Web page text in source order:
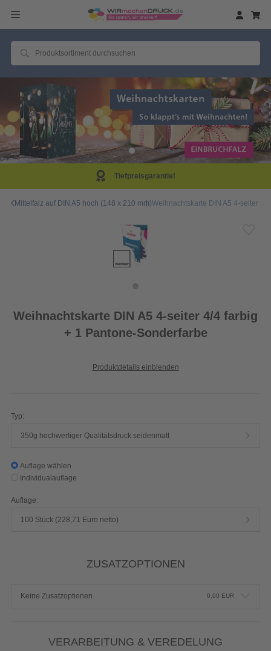
Mittelfalz auf DIN A5 hoch (148 x 210 mm)Weihnachtskarte DIN A5 4-seiter 4/
Weihnachtskarte DIN A5 4-seiter 4/4 farbig
+ 1 Pantone-Sonderfarbe
Produktdetails einblenden
Typ:
350g hochwertiger Qualitätsdruck seidenmatt
Auflage wählen
Individualauflage
Auflage:
100 Stück (228,71 Euro netto)
ZUSATZOPTIONEN
Keine Zusatzoptionen 0,00 EUR
VERARBEITUNG & VEREDELUNG